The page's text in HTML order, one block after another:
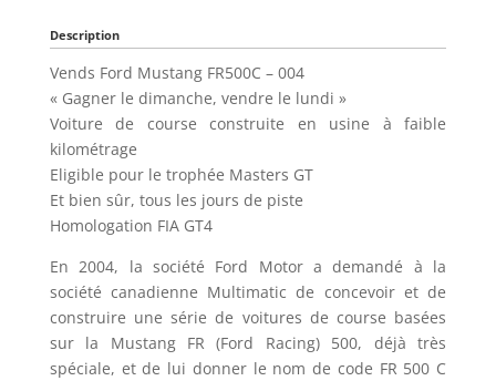
Description
Vends Ford Mustang FR500C – 004
« Gagner le dimanche, vendre le lundi »
Voiture de course construite en usine à faible
kilométrage
Eligible pour le trophée Masters GT
Et bien sûr, tous les jours de piste
Homologation FIA GT4
En 2004, la société Ford Motor a demandé à la
société canadienne Multimatic de concevoir et de
construire une série de voitures de course basées
sur la Mustang FR (Ford Racing) 500, déjà très
spéciale, et de lui donner le nom de code FR 500 C